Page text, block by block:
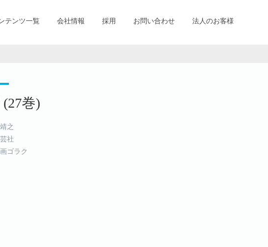
テンツ一覧 会社情報 採用 お問い合わせ 法人のお客様
巻)
之
社
ゴラク